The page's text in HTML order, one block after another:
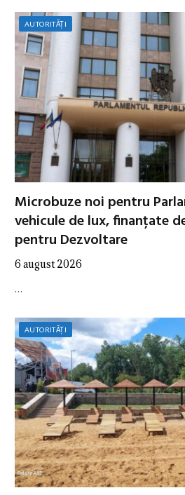
AUTORITĂȚI
Microbuze noi pentru
vehicule de lux, finanțate
pentru Dezvoltare
6 august 2026
…
AUTORITĂȚI